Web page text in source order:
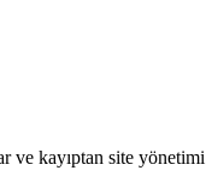
ve kayıptan site